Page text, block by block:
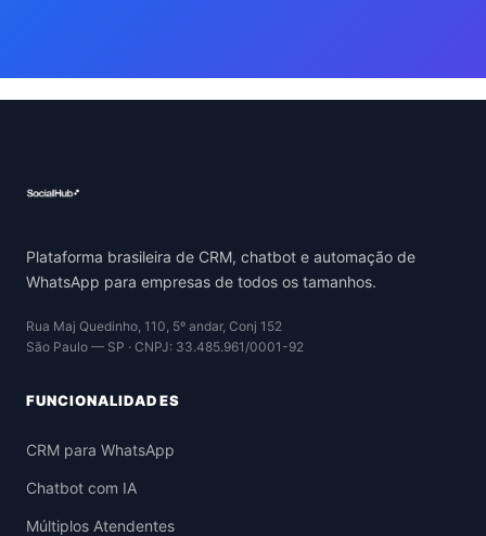
Plataforma brasileira de CRM, chatbot e automação de
WhatsApp para empresas de todos os tamanhos.
Rua Maj Quedinho, 110, 5º andar, Conj 152
São Paulo — SP · CNPJ: 33.485.961/0001-92
FUNCIONALIDADES
CRM para WhatsApp
Chatbot com IA
Múltiplos Atendentes